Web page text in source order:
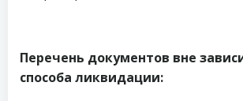
Перечень документов вне
способа ликвидации: